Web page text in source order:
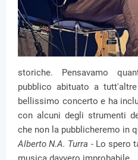
storiche. Pensavamo
pubblico abituato a
bellissimo concerto e ha
con alcuni degli strumenti
che non la pubblicheremo in
Alberto N.A. Turra -Lo spero